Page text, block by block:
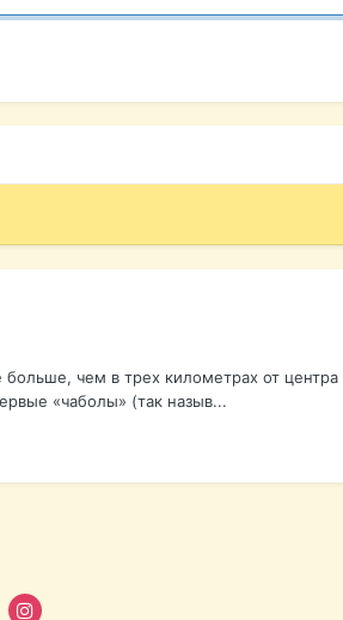
чем в трех километрах от
«чаболы» (так назыв...